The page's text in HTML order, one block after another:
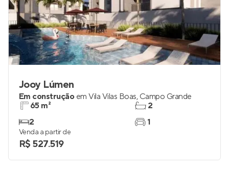
Jooy Lúmen
Em construção em Vila Vilas Boas, Campo Grande
65 m²
2
2
1
Venda a partir de
R$ 527.519